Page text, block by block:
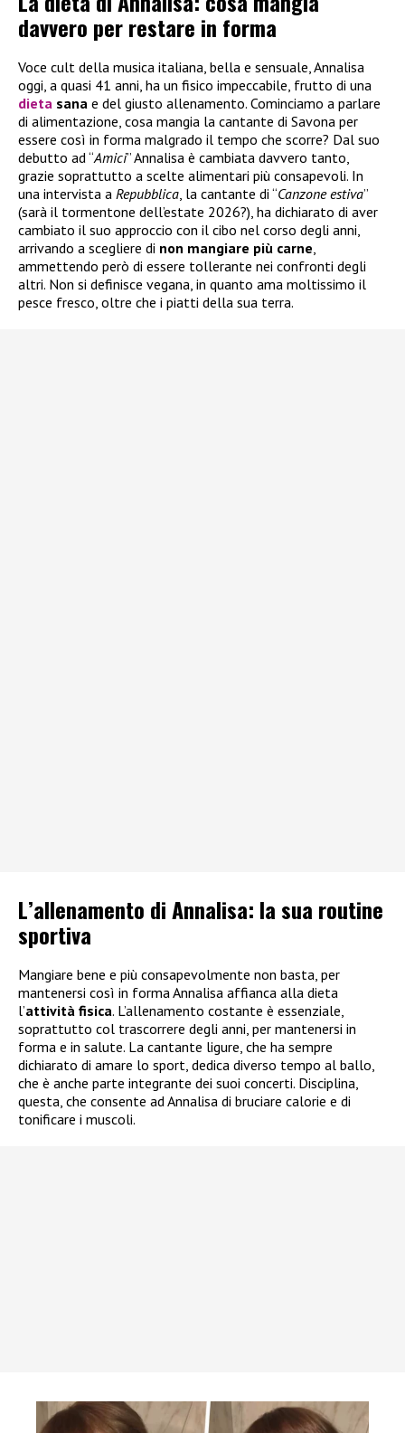
davvero per restare in forma
Voce cult della musica italiana, bella e sensuale, Annalisa
oggi, a quasi 41 anni, ha un fisico impeccabile, frutto di una
dieta sana e del giusto allenamento. Cominciamo a parlare
di alimentazione, cosa mangia la cantante di Savona per
essere così in forma malgrado il tempo che scorre? Dal suo
debutto ad “Amici” Annalisa è cambiata davvero tanto,
grazie soprattutto a scelte alimentari più consapevoli. In
una intervista a Repubblica, la cantante di “Canzone estiva”
(sarà il tormentone dell’estate 2026?), ha dichiarato di aver
cambiato il suo approccio con il cibo nel corso degli anni,
arrivando a scegliere di non mangiare più carne,
ammettendo però di essere tollerante nei confronti degli
altri. Non si definisce vegana, in quanto ama moltissimo il
pesce fresco, oltre che i piatti della sua terra.
L’allenamento di Annalisa: la sua routine
sportiva
Mangiare bene e più consapevolmente non basta, per
mantenersi così in forma Annalisa affianca alla dieta
l’attività fisica. L’allenamento costante è essenziale,
soprattutto col trascorrere degli anni, per mantenersi in
forma e in salute. La cantante ligure, che ha sempre
dichiarato di amare lo sport, dedica diverso tempo al ballo,
che è anche parte integrante dei suoi concerti. Disciplina,
questa, che consente ad Annalisa di bruciare calorie e di
tonificare i muscoli.